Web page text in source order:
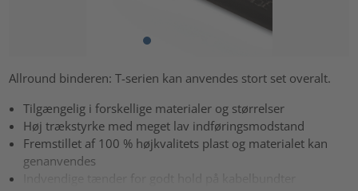
Allround binderen: T-serien kan anvendes stort set overalt.
Tilgængelig i forskellige materialer og størrelser
Høj trækstyrke med meget lav indføringsmodstand
Fremstillet af 100 % højkvalitets plast og materialet kan
genanvendes
Indvendige tænder for godt hold på kabelbundter